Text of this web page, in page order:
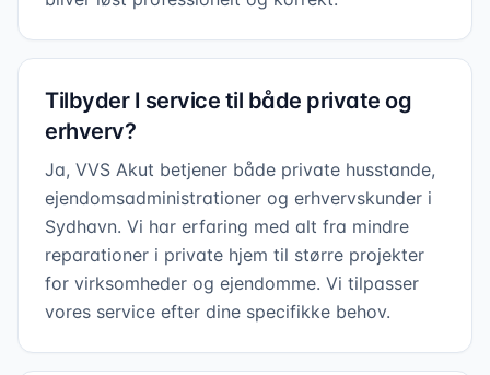
Tilbyder I service til både private og
erhverv?
Ja, VVS Akut betjener både private husstande,
ejendomsadministrationer og erhvervskunder i
Sydhavn. Vi har erfaring med alt fra mindre
reparationer i private hjem til større projekter
for virksomheder og ejendomme. Vi tilpasser
vores service efter dine specifikke behov.